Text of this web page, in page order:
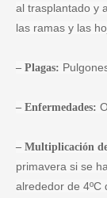
al trasplantado y
las ramas y las
– Plagas:
– Enfermedades:
– Multiplicación
primavera si se
alrededor de 4ºC